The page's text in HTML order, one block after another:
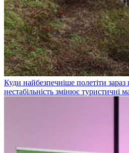
Куди найбезпечніше полетіти зараз
нестабільність змінює туристичні